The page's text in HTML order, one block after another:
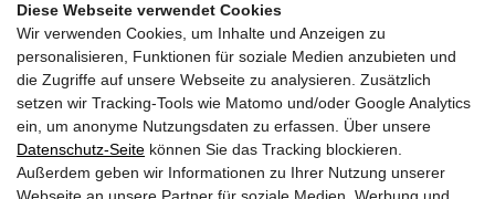
Diese Webseite verwendet Cookies
Wir verwenden Cookies, um Inhalte und Anzeigen zu
personalisieren, Funktionen für soziale Medien anzubieten und
die Zugriffe auf unsere Webseite zu analysieren. Zusätzlich
setzen wir Tracking-Tools wie Matomo und/oder Google Analytics
ein, um anonyme Nutzungsdaten zu erfassen. Über unsere
Datenschutz-Seite können Sie das Tracking blockieren.
Außerdem geben wir Informationen zu Ihrer Nutzung unserer
GEMEINDEN
AKTUELLES
PARTNER
LINKS